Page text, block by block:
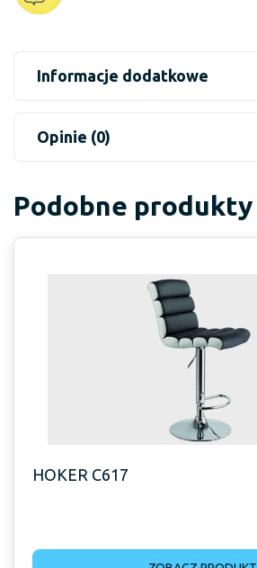
Informacje dodatkowe
Opinie (0)
Podobne produkty
HOKER C617